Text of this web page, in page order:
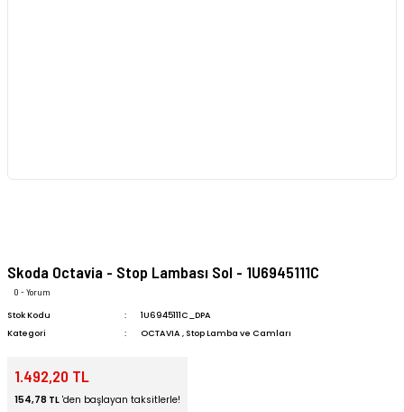
Skoda Octavia - Stop Lambası Sol - 1U6945111C
0 - Yorum
Stok Kodu
1U6945111C_DPA
Kategori
OCTAVIA , Stop Lamba ve Camları
1.492,20 TL
154,78 TL 'den başlayan taksitlerle!